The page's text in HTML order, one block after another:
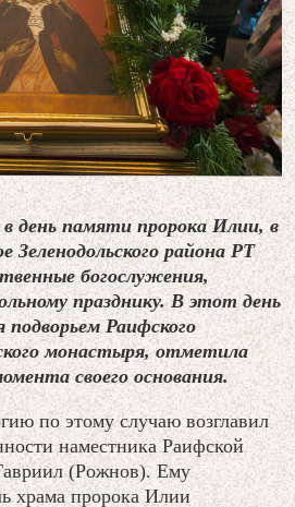
в день памяти пророка Илии, в
Зеленодольского района РТ
богослужения,
празднику. В этот день
подворьем Раифского
монастыря, отметила
своего основания.
по этому случаю возглавил
наместника Раифской
(Рожнов). Ему
храма пророка Илии